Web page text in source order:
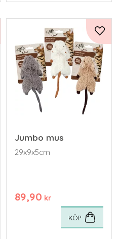
till i favoriter
Jumbo mus
29x9x5cm
89,90 kr
KÖP